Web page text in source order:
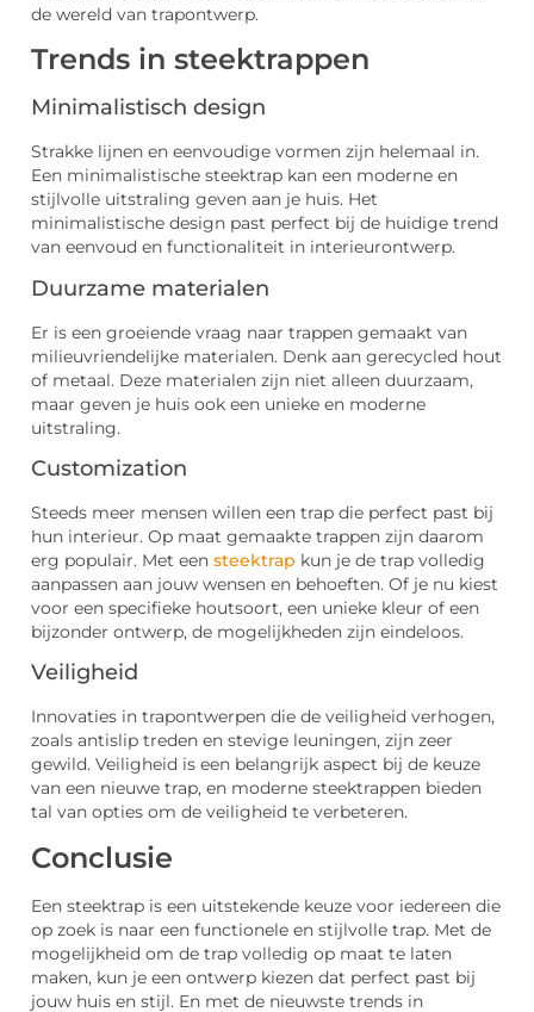
de wereld van trapontwerp.
Trends in steektrappen
Minimalistisch design
Strakke lijnen en eenvoudige vormen zijn helemaal in.
Een minimalistische steektrap kan een moderne en
stijlvolle uitstraling geven aan je huis. Het
minimalistische design past perfect bij de huidige trend
van eenvoud en functionaliteit in interieurontwerp.
Duurzame materialen
Er is een groeiende vraag naar trappen gemaakt van
milieuvriendelijke materialen. Denk aan gerecycled hout
of metaal. Deze materialen zijn niet alleen duurzaam,
maar geven je huis ook een unieke en moderne
uitstraling.
Customization
Steeds meer mensen willen een trap die perfect past bij
hun interieur. Op maat gemaakte trappen zijn daarom
erg populair. Met een steektrap kun je de trap volledig
aanpassen aan jouw wensen en behoeften. Of je nu kiest
voor een specifieke houtsoort, een unieke kleur of een
bijzonder ontwerp, de mogelijkheden zijn eindeloos.
Veiligheid
Innovaties in trapontwerpen die de veiligheid verhogen,
zoals antislip treden en stevige leuningen, zijn zeer
gewild. Veiligheid is een belangrijk aspect bij de keuze
van een nieuwe trap, en moderne steektrappen bieden
tal van opties om de veiligheid te verbeteren.
Conclusie
Een steektrap is een uitstekende keuze voor iedereen die
op zoek is naar een functionele en stijlvolle trap. Met de
mogelijkheid om de trap volledig op maat te laten
maken, kun je een ontwerp kiezen dat perfect past bij
jouw huis en stijl. En met de nieuwste trends in